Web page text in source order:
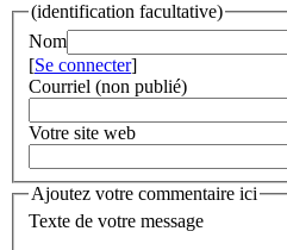
(identification facultative)
Nom
[Se connecter]
Courriel (non publié)
Votre site web
Ajoutez votre commentaire ici
Texte de votre message